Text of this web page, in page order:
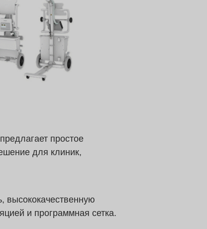
простое
для клиник,
высококачественную
и программная сетка.